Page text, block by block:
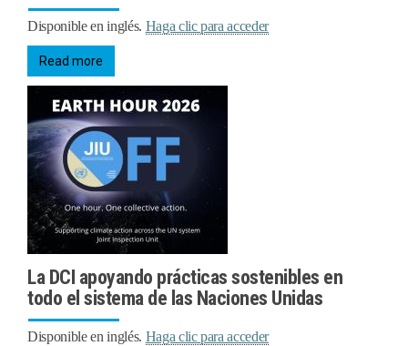
Disponible en inglés. Haga clic para acceder
Read more
La DCI apoyando prácticas sostenibles en
todo el sistema de las Naciones Unidas
Disponible en inglés. Haga clic para acceder